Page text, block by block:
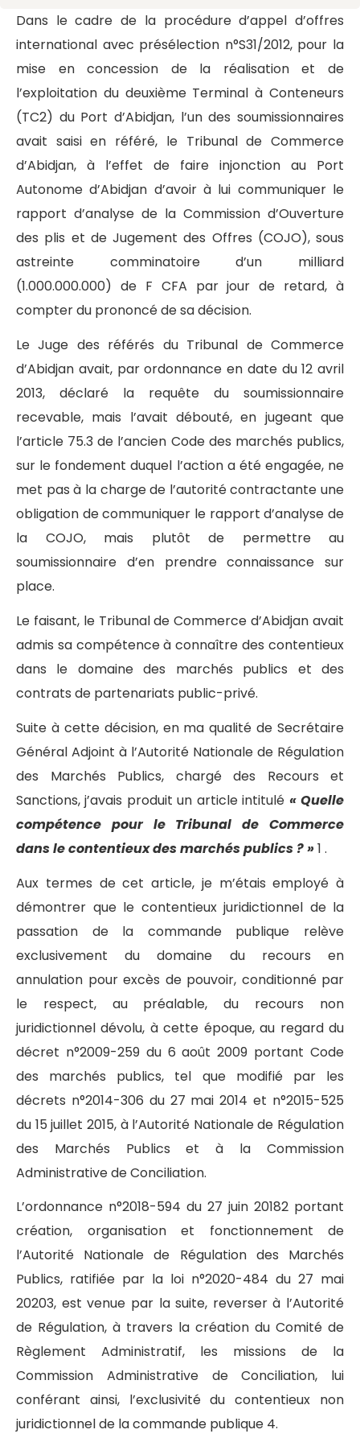
Dans le cadre de la procédure d’appel d’offres
international avec présélection n°S31/2012, pour la
mise en concession de la réalisation et de
l’exploitation du deuxième Terminal à Conteneurs
(TC2) du Port d’Abidjan, l’un des soumissionnaires
avait saisi en référé, le Tribunal de Commerce
d’Abidjan, à l’effet de faire injonction au Port
Autonome d’Abidjan d’avoir à lui communiquer le
rapport d’analyse de la Commission d’Ouverture
des plis et de Jugement des Offres (COJO), sous
astreinte comminatoire d’un milliard
(1.000.000.000) de F CFA par jour de retard, à
compter du prononcé de sa décision.
Le Juge des référés du Tribunal de Commerce
d’Abidjan avait, par ordonnance en date du 12 avril
2013, déclaré la requête du soumissionnaire
recevable, mais l’avait débouté, en jugeant que
l’article 75.3 de l’ancien Code des marchés publics,
sur le fondement duquel l’action a été engagée, ne
met pas à la charge de l’autorité contractante une
obligation de communiquer le rapport d’analyse de
la COJO, mais plutôt de permettre au
soumissionnaire d’en prendre connaissance sur
place.
Le faisant, le Tribunal de Commerce d’Abidjan avait
admis sa compétence à connaître des contentieux
dans le domaine des marchés publics et des
contrats de partenariats public-privé.
Suite à cette décision, en ma qualité de Secrétaire
Général Adjoint à l’Autorité Nationale de Régulation
des Marchés Publics, chargé des Recours et
Sanctions, j’avais produit un article intitulé « Quelle
compétence pour le Tribunal de Commerce
dans le contentieux des marchés publics ? »1 .
Aux termes de cet article, je m’étais employé à
démontrer que le contentieux juridictionnel de la
passation de la commande publique relève
exclusivement du domaine du recours en
annulation pour excès de pouvoir, conditionné par
le respect, au préalable, du recours non
juridictionnel dévolu, à cette époque, au regard du
décret n°2009-259 du 6 août 2009 portant Code
des marchés publics, tel que modifié par les
décrets n°2014-306 du 27 mai 2014 et n°2015-525
du 15 juillet 2015, à l’Autorité Nationale de Régulation
des Marchés Publics et à la Commission
Administrative de Conciliation.
L’ordonnance n°2018-594 du 27 juin 20182 portant
création, organisation et fonctionnement de
l’Autorité Nationale de Régulation des Marchés
Publics, ratifiée par la loi n°2020-484 du 27 mai
20203, est venue par la suite, reverser à l’Autorité
de Régulation, à travers la création du Comité de
Règlement Administratif, les missions de la
Commission Administrative de Conciliation, lui
conférant ainsi, l’exclusivité du contentieux non
juridictionnel de la commande publique 4.